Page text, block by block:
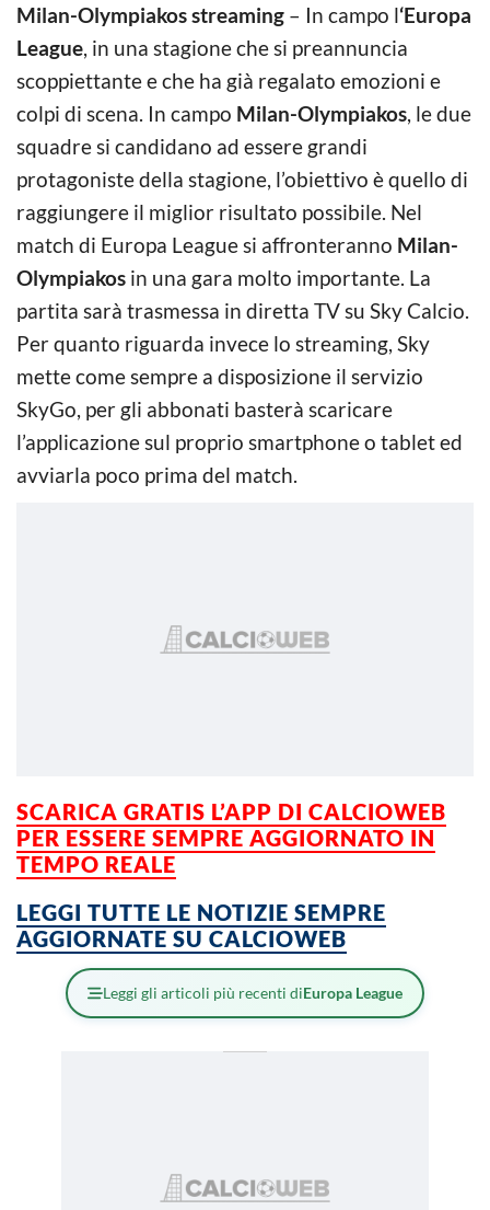
Milan-Olympiakos streaming – In campo l‘Europa
League, in una stagione che si preannuncia
scoppiettante e che ha già regalato emozioni e
colpi di scena. In campo Milan-Olympiakos, le due
squadre si candidano ad essere grandi
protagoniste della stagione, l’obiettivo è quello di
raggiungere il miglior risultato possibile. Nel
match di Europa League si affronteranno Milan-
Olympiakos in una gara molto importante. La
partita sarà trasmessa in diretta TV su Sky Calcio.
Per quanto riguarda invece lo streaming, Sky
mette come sempre a disposizione il servizio
SkyGo, per gli abbonati basterà scaricare
l’applicazione sul proprio smartphone o tablet ed
avviarla poco prima del match.
SCARICA GRATIS L’APP DI CALCIOWEB
PER ESSERE SEMPRE AGGIORNATO IN
TEMPO REALE
LEGGI TUTTE LE NOTIZIE SEMPRE
AGGIORNATE SU CALCIOWEB
Leggi gli articoli più recenti diEuropa League